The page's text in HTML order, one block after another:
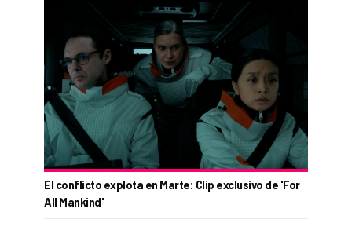
El conflicto explota en Marte: Clip exclusivo de 'For
All Mankind'